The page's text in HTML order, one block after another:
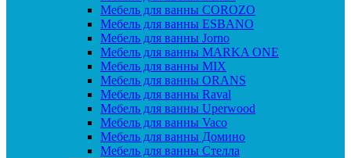
Мебель для ванны COROZO
Мебель для ванны ESBANO
Мебель для ванны Jorno
Мебель для ванны MARKA ONE
Мебель для ванны MIX
Мебель для ванны ORANS
Мебель для ванны Raval
Мебель для ванны Uperwood
Мебель для ванны Vaco
Мебель для ванны Домино
Мебель для ванны Стелла